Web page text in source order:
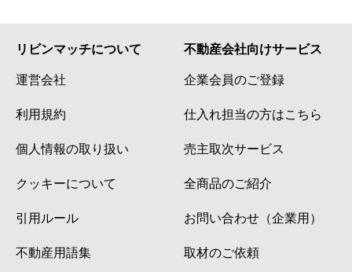
リビンマッチについて
運営会社
利用規約
個人情報の取り扱い
クッキーについて
引用ルール
不動産用語集
不動産会社向けサービス
企業会員のご登録
仕入れ担当の方はこちら
売主取次サービス
全商品のご紹介
お問い合わせ（企業用）
取材のご依頼